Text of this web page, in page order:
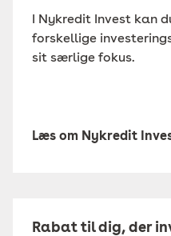
I Nykredit Invest kan
forskellige
sit særlige fokus.
Læs om Nykredit
Rabat til dig, der